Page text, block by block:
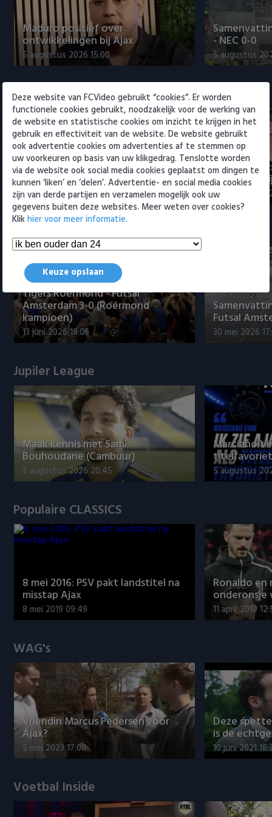
Maduro positief over
ontwikkelingen bij Ajax
5 augustus 2026 15:00
- NEC 0-0
5 augustus
Eredivisie
Maak kennis met Sami
Bouhoudane (Cambuur)
5 augustus 2026 20:45
Joris
Ahead te
5 augustus
Samenvattingen Eredivisie
Tigers Roermond - Futsal
Amsterdam 3-0 (Roermond
kampioen)
13 juni 2026 19:06
Futsal
30 mei 2026
Jupiler League
Maak kennis met Sami
Bouhoudane (Cambuur)
5 augustus 2026 20:45
Marciano
5 augustus
Populaire CLASSICS
8 mei 2016: PSV pakt landstitel na
misstap Ajax
8 mei 2019 09:49
Ronaldo
onderonsje
11 april 2019
WAG's
Vriendin Marcus Pedersen voor
Ajax?
5 mei 2023 17:00
Deze
is de
10 juni 2021
Voetbal Inside
Deze website van FCVideo gebruikt “cookies”. Er worden
functionele cookies gebruikt, noodzakelijk voor de werking van
de website en statistische cookies om inzicht te krijgen in het
gebruik en effectiviteit van de website. De website gebruikt
ook advertentie cookies om advertenties af te stemmen op
uw voorkeuren op basis van uw klikgedrag. Tenslotte worden
via de website ook social media cookies geplaatst om dingen te
kunnen ‘liken’ en ‘delen’. Advertentie- en social media cookies
zijn van derde partijen en verzamelen mogelijk ook uw
gegevens buiten deze websites. Meer weten over cookies?
Klikhier voor meer informatie.
Keuze opslaan